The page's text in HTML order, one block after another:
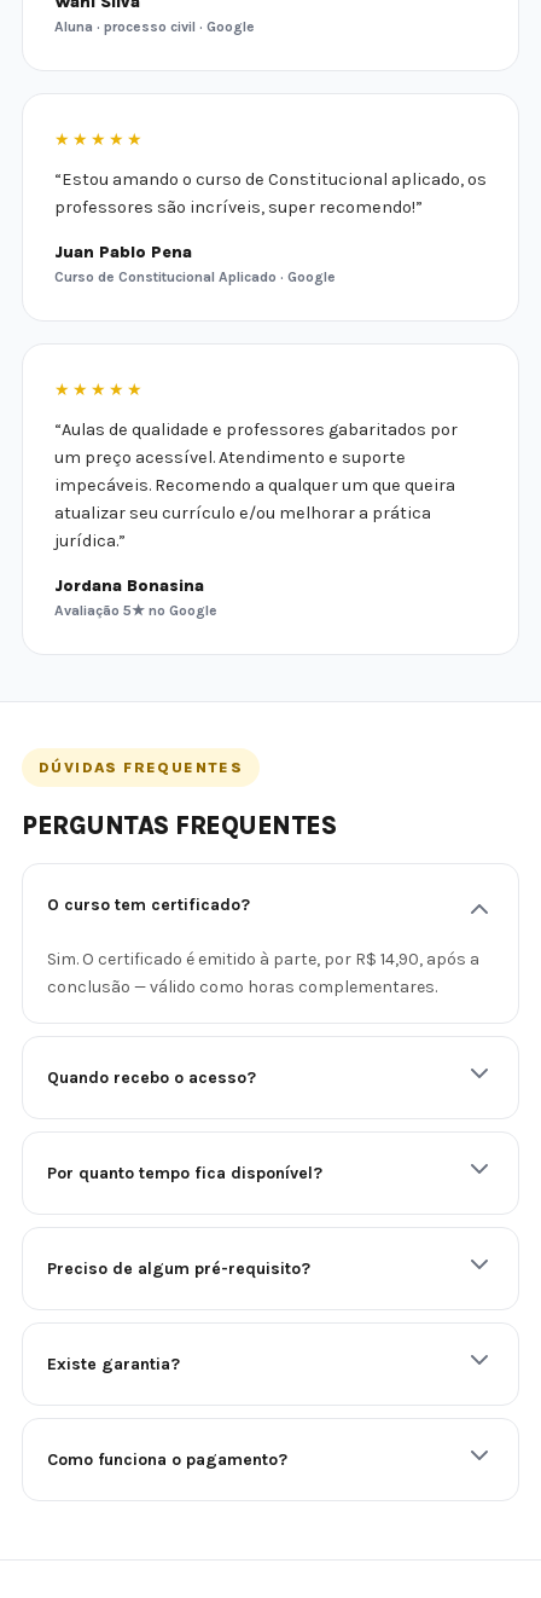
Aluna · processo civil · Google
★★★★★
“Estou amando o curso de Constitucional aplicado, os
professores são incríveis, super recomendo!”
Juan Pablo Pena
Curso de Constitucional Aplicado · Google
★★★★★
“Aulas de qualidade e professores gabaritados por
um preço acessível. Atendimento e suporte
impecáveis. Recomendo a qualquer um que queira
atualizar seu currículo e/ou melhorar a prática
jurídica.”
Jordana Bonasina
Avaliação 5★ no Google
DÚVIDAS FREQUENTES
PERGUNTAS FREQUENTES
O curso tem certificado?
Sim. O certificado é emitido à parte, por R$ 14,90, após a
conclusão — válido como horas complementares.
Quando recebo o acesso?
Por quanto tempo fica disponível?
Preciso de algum pré-requisito?
Existe garantia?
Como funciona o pagamento?